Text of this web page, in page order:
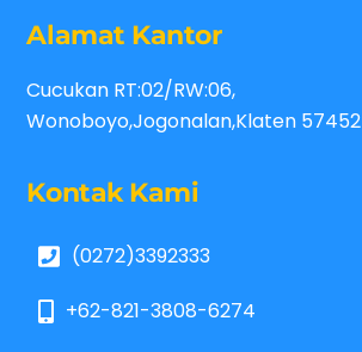
Alamat Kantor
Cucukan RT:02/RW:06,
Wonoboyo,Jogonalan,Klaten 57452
Kontak Kami
(0272)3392333
+62-821-3808-6274